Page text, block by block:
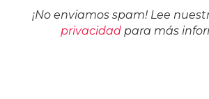
¡No enviamos spam! Lee
privacidadpara más